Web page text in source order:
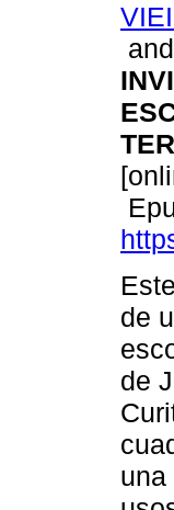
and
de
de
una